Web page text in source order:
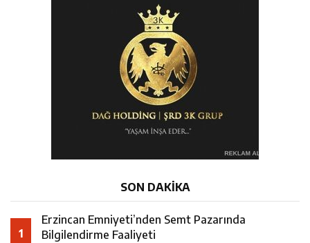
SON DAKİKA
1
Erzincan Emniyeti’nden Semt Pazarında
Bilgilendirme Faaliyeti